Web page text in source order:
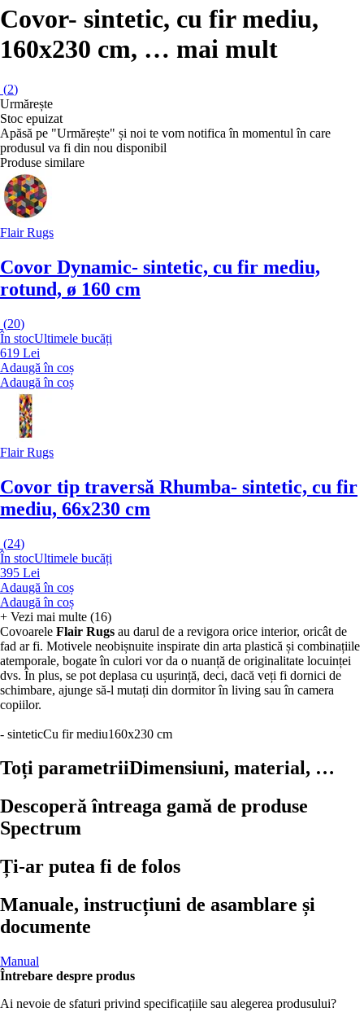
Covor- sintetic, cu fir mediu,
160x230 cm, … mai mult
(2)
Urmărește
Stoc epuizat
Apăsă pe "Urmărește" și noi te vom notifica în momentul în care
produsul va fi din nou disponibil
Produse similare
Flair Rugs
Covor Dynamic- sintetic, cu fir mediu,
rotund, ø 160 cm
(20)
În stocUltimele bucăți
619 Lei
Adaugă în coș
Adaugă în coș
Flair Rugs
Covor tip traversă Rhumba- sintetic, cu fir
mediu, 66x230 cm
(24)
În stocUltimele bucăți
395 Lei
Adaugă în coș
Adaugă în coș
+ Vezi mai multe (16)
Covoarele Flair Rugs au darul de a revigora orice interior, oricât de
fad ar fi. Motivele neobișnuite inspirate din arta plastică și combinațiile
atemporale, bogate în culori vor da o nuanță de originalitate locuinței
dvs. În plus, se pot deplasa cu ușurință, deci, dacă veți fi dornici de
schimbare, ajunge să-l mutați din dormitor în living sau în camera
copiilor.
- sinteticCu fir mediu160x230 cm
Toți parametriiDimensiuni, material, …
Descoperă întreaga gamă de produse
Spectrum
Ți-ar putea fi de folos
Manuale, instrucțiuni de asamblare și
documente
Manual
Întrebare despre produs
Ai nevoie de sfaturi privind specificațiile sau alegerea produsului?